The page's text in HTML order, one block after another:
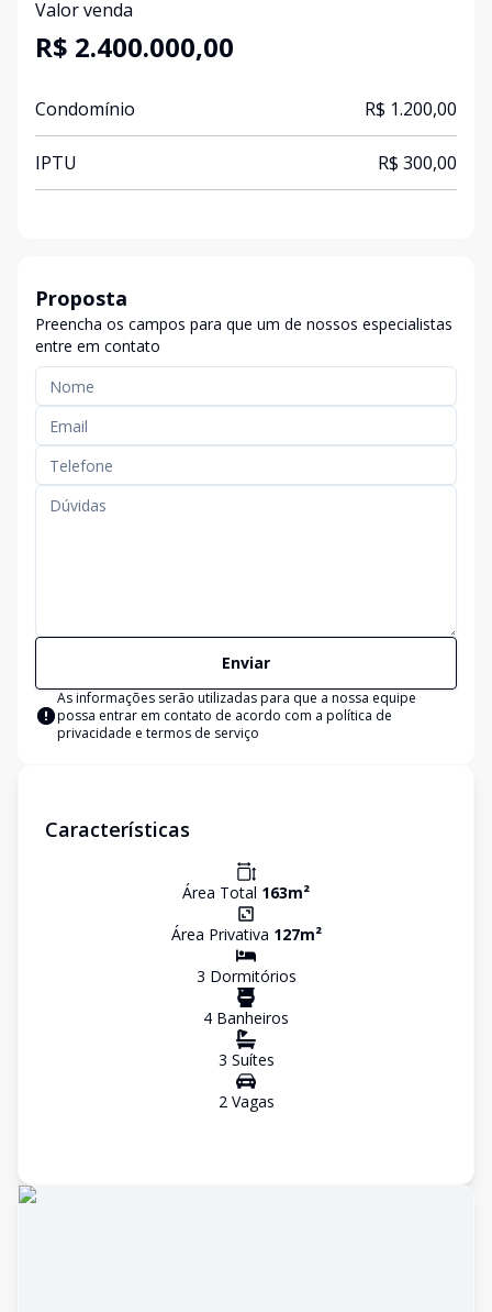
Valor venda
R$ 2.400.000,00
Condomínio R$ 1.200,00
IPTU R$ 300,00
Proposta
Preencha os campos para que um de nossos especialistas
entre em contato
Enviar
As informações serão utilizadas para que a nossa equipe
possa entrar em contato de acordo com a política de
privacidade e termos de serviço
Características
Área Total 163m²
Área Privativa 127m²
3 Dormitórios
4 Banheiros
3 Suítes
2Vagas